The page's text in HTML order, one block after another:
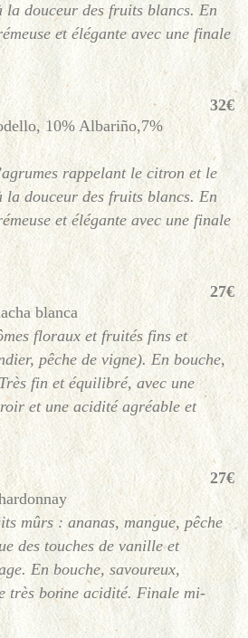
la douceur des fruits blancs. En
et élégante avec une finale
32€
10% Albariño,7%
rappelant le citron et le
la douceur des fruits blancs. En
et élégante avec une finale
27€
blanca
floraux et fruités fins et
pêche de vigne). En bouche,
fin et équilibré, avec une
et une acidité agréable et
27€
mûrs : ananas, mangue, pêche
des touches de vanille et
En bouche, savoureux,
très bonne acidité. Finale mi-